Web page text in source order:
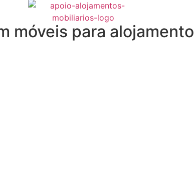
móveis para alojamento